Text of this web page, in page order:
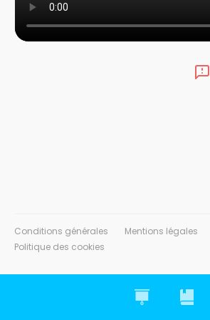
Conditions générales
Mentions légales
Politique des cookies